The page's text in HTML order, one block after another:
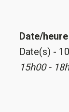
Date/heure
Date(s) -
15h00 -